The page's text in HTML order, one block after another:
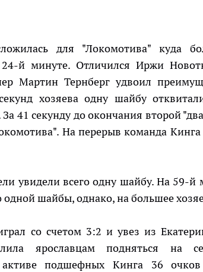
для "Локомотива" куда
й минуте. Отличился Иржи
Мартин Тернберг удвоил
хозяева одну шайбу
41 секунду до окончания второй
На перерыв команда
увидели всего одну шайбу. На 59-й
одной шайбы, однако, на большее
со счетом 3:2 и увез из
ярославцам подняться на
подшефных Кинга 36